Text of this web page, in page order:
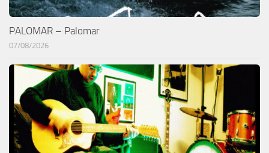
PALOMAR – Palomar
07/08/2026